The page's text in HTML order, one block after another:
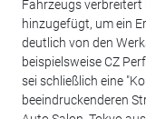
Fahrzeugs
hinzugefügt, um ein
deutlich von den
beispielsweise CZ
sei schließlich eine
beeindruckenderen